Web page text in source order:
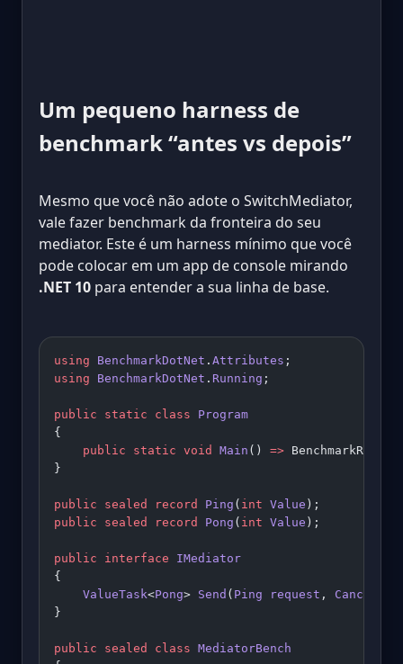
Um pequeno harness de
benchmark “antes vs depois”
Mesmo que você não adote o SwitchMediator,
vale fazer benchmark da fronteira do seu
mediator. Este é um harness mínimo que você
pode colocar em um app de console mirando
.NET 10 para entender a sua linha de base.
using BenchmarkDotNet . Attributes ;
using BenchmarkDotNet . Running ;
public static class Program
{
    public
static void Main () =>
}
public sealed record Ping ( int Value );
public sealed record Pong ( int Value );
public interface IMediator
{
    ValueTask
<Pong> Send ( Ping request ,
}
public sealed class MediatorBench